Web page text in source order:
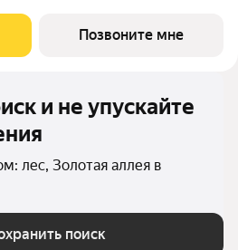
от многолюдных улиц и шумных
столицы не
Позвоните мне
и не упускайте
лес, Золотая аллея в
поиск